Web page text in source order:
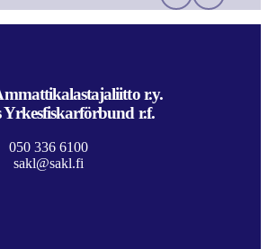
r.y.
Yrkesfiskarförbund r.f.
050 336 6100
sakl@sakl.fi